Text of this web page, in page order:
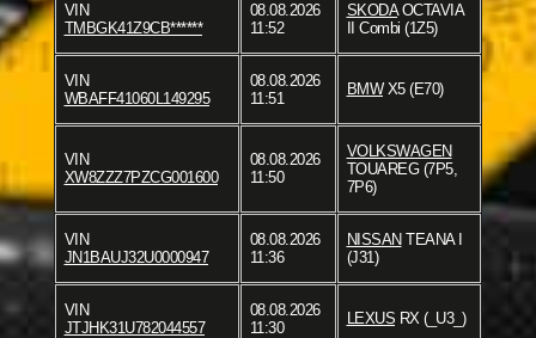
VIN
TMBGK41Z9CB******
08.08.2026
11:52
SKODAOCTAVIA
II Combi (1Z5)
VIN
WBAFF41060L149295
08.08.2026
11:51
BMWX5 (E70)
VIN
XW8ZZZ7PZCG001600
08.08.2026
11:50
VOLKSWAGEN
TOUAREG (7P5,
7P6)
VIN
JN1BAUJ32U0000947
08.08.2026
11:36
NISSAN TEANA I
(J31)
VIN
JTJHK31U782044557
08.08.2026
11:30
LEXUS RX (_U3_)